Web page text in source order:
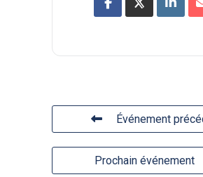
Événement
Prochain événement